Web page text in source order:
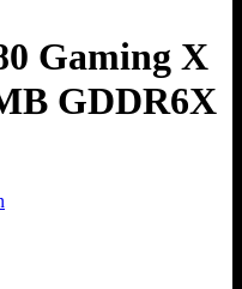
Gaming X
GDDR6X